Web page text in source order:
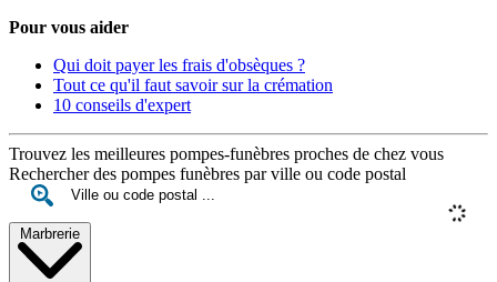
Pour vous aider
Qui doit payer les frais d'obsèques ?
Tout ce qu'il faut savoir sur la crémation
10 conseils d'expert
Trouvez les meilleures pompes-funèbres proches de chez vous
Rechercher des pompes funèbres par ville ou code postal
Marbrerie